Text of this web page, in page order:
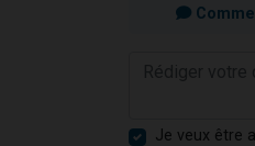
Je veux être